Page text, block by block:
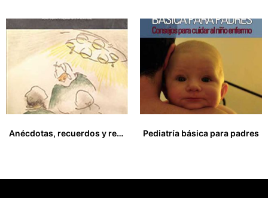
Anécdotas, recuerdos y reflexiones de un traumatólogo jubilado
Pediatría básica para padres